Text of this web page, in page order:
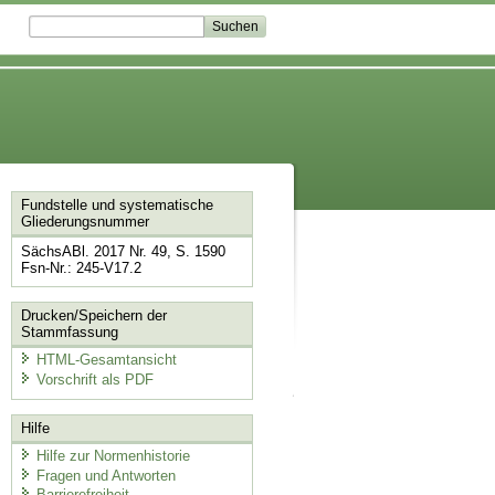
Fundstelle und systematische
Gliederungsnummer
SächsABl. 2017 Nr. 49, S. 1590
Fsn-Nr.: 245-V17.2
Drucken/Speichern der
Stammfassung
HTML-Gesamtansicht
Vorschrift als PDF
Hilfe
Hilfe zur Normenhistorie
Fragen und Antworten